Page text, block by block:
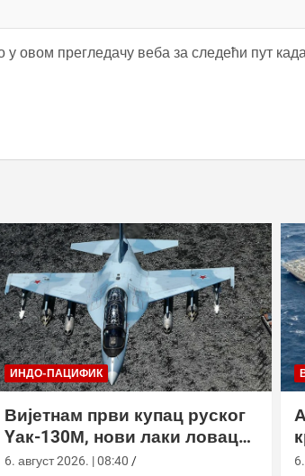
у овом прегледачу веба за следећи пут
ИНДО-ПАЦИФИК
Вијетнам први купац руског
Yак-130М, нови лаки ловац
улази у састав РВ
6. август 2026. | 08:40